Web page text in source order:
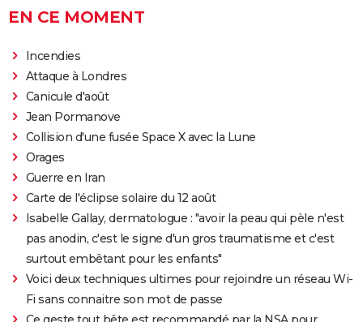
EN CE MOMENT
Incendies
Attaque à Londres
Canicule d'août
Jean Pormanove
Collision d'une fusée Space X avec la Lune
Orages
Guerre en Iran
Carte de l'éclipse solaire du 12 août
Isabelle Gallay, dermatologue : "avoir la peau qui pèle n'est
pas anodin, c'est le signe d'un gros traumatisme et c'est
surtout embêtant pour les enfants"
Voici deux techniques ultimes pour rejoindre un réseau Wi-
Fi sans connaitre son mot de passe